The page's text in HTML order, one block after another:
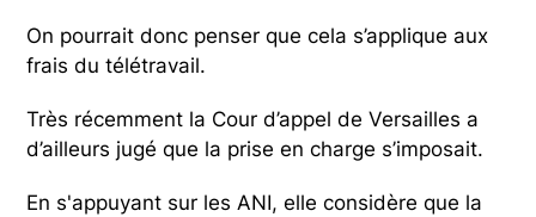
On pourrait donc penser que cela s’applique aux
frais du télétravail.
Très récemment la Cour d’appel de Versailles a
d’ailleurs jugé que la prise en charge s’imposait.
En s'appuyant sur les ANI, elle considère que la